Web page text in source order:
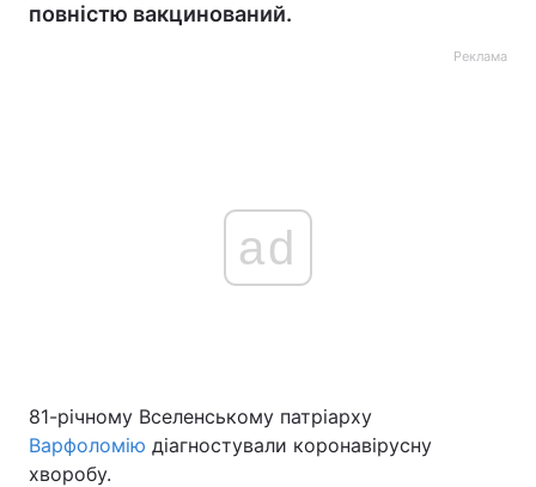
повністю вакцинований.
Реклама
ad
81-річному Вселенському патріарху
Варфоломію діагностували коронавірусну
хворобу.